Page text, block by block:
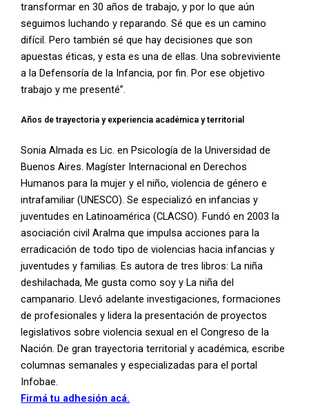
transformar en 30 años de trabajo, y por lo que aún
seguimos luchando y reparando. Sé que es un camino
difícil. Pero también sé que hay decisiones que son
apuestas éticas, y esta es una de ellas. Una sobreviviente
a la Defensoría de la Infancia, por fin. Por ese objetivo
trabajo y me presenté”.
Años de trayectoria y experiencia académica y territorial
Sonia Almada es Lic. en Psicología de la Universidad de
Buenos Aires. Magíster Internacional en Derechos
Humanos para la mujer y el niño, violencia de género e
intrafamiliar (UNESCO). Se especializó en infancias y
juventudes en Latinoamérica (CLACSO). Fundó en 2003 la
asociación civil Aralma que impulsa acciones para la
erradicación de todo tipo de violencias hacia infancias y
juventudes y familias. Es autora de tres libros: La niña
deshilachada, Me gusta como soy y La niña del
campanario. Llevó adelante investigaciones, formaciones
de profesionales y lidera la presentación de proyectos
legislativos sobre violencia sexual en el Congreso de la
Nación. De gran trayectoria territorial y académica, escribe
columnas semanales y especializadas para el portal
Infobae.
Firmá tu adhesión acá.